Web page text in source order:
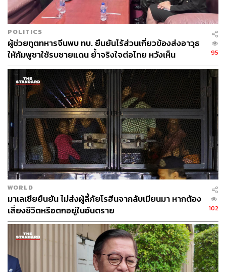
POLITICS
ผู้ช่วยทูตทหารจีนพบ ทบ. ยืนยันไร้ส่วนเกี่ยวข้องส่งอาวุธ
ให้กัมพูชาใช้รบชายแดน ย้ำจริงใจต่อไทย หวังเห็น
ทางออกสันติวิธี
95
WORLD
มาเลเซียยืนยัน ไม่ส่งผู้ลี้ภัยโรฮีนจากลับเมียนมา หากต้อง
เสี่ยงชีวิตหรือตกอยู่ในอันตราย
102